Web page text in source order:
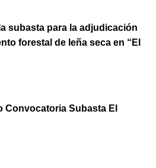
subasta para la adjudicación
forestal de leña seca en “El
Convocatoria Subasta El